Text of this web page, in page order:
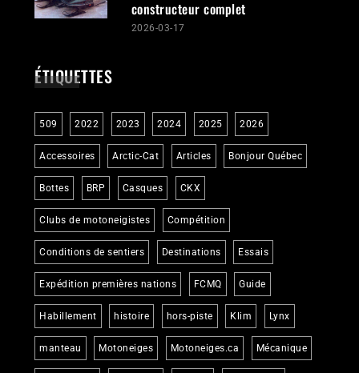
constructeur complet
2026-03-17
ÉTIQUETTES
509 2022 2023 2024 2025 2026
Accessoires Arctic-Cat Articles Bonjour Québec
Bottes BRP Casques CKX
Clubs de motoneigistes Compétition
Conditions de sentiers Destinations Essais
Expédition premières nations FCMQ Guide
Habillement histoire hors-piste Klim Lynx
manteau Motoneiges Motoneiges.ca Mécanique